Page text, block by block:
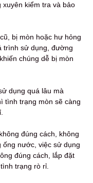
kiểm tra và bảo
bị mòn hoặc hư hỏng
trình sử dụng, đường
chúng dễ bị mòn
dụng quá lâu mà
tình trạng mòn sẽ càng
đúng cách, không
nước, việc sử dụng
đúng cách, lắp đặt
trạng rò rỉ.